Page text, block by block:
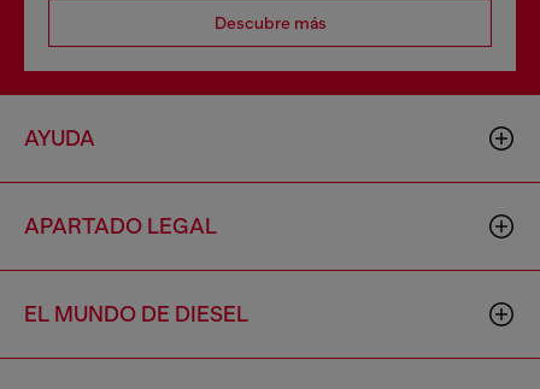
Descubre más
AYUDA
APARTADO LEGAL
EL MUNDO DE DIESEL